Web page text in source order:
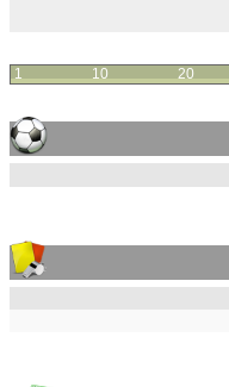
1 10 20